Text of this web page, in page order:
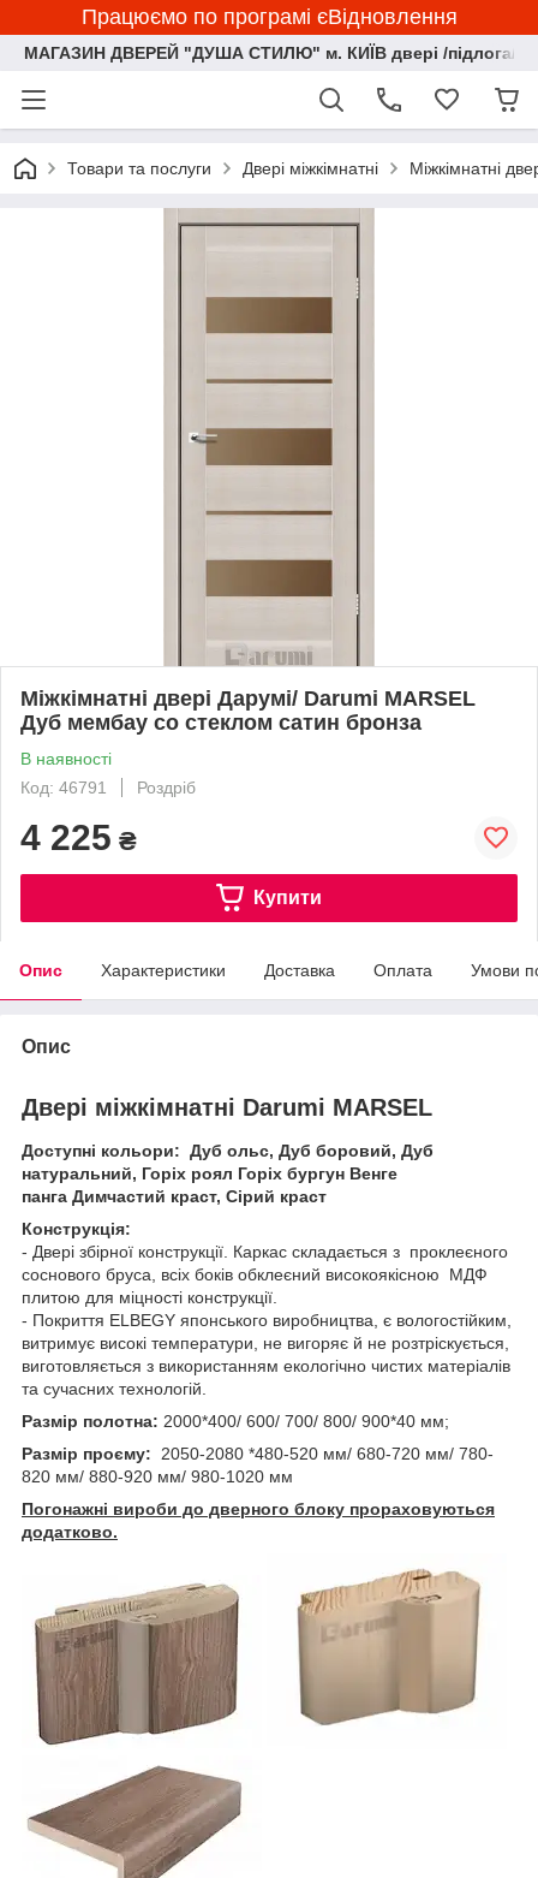
Працюємо по програмі єВідновлення
МАГАЗИН ДВЕРЕЙ "ДУША СТИЛЮ" м. КИЇВ двері /підлога/
Товари та послуги Двері міжкімнатні Міжкімнатні
Міжкімнатні двері Дарумі/ Darumi MARSEL
Дуб мембау со стеклом сатин бронза
В наявності
Код: 46791
Роздріб
4 225 ₴
Купити
Опис Характеристики Доставка Оплата Умови
Опис
Двері міжкімнатні Darumi MARSEL
Доступні кольори: Дуб ольс, Дуб боровий, Дуб
натуральний, Горіх роял Горіх бургун Венге
панга Димчастий краст, Сірий краст
Конструкція:
- Двері збірної конструкції. Каркас складається з проклеєного
соснового бруса, всіх боків обклеєний високоякісною МДФ
плитою для міцності конструкції.
- Покриття ELBEGY японського виробництва, є вологостійким,
витримує високі температури, не вигоряє й не розтріскується,
виготовляється з використанням екологічно чистих матеріалів
та сучасних технологій.
Размір полотна: 2000*400/ 600/ 700/ 800/ 900*40 мм;
Размір проєму: 2050-2080 *480-520 мм/ 680-720 мм/ 780-
820 мм/ 880-920 мм/ 980-1020 мм
Погонажні вироби до дверного блоку прораховуються
додатково.